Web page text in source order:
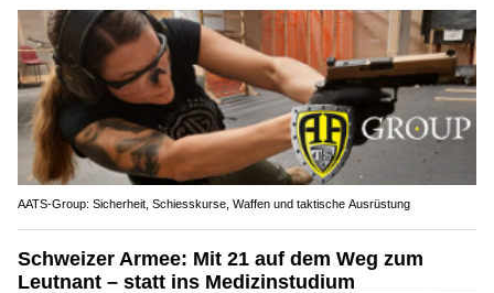
AATS-Group: Sicherheit, Schiesskurse, Waffen und taktische Ausrüstung
Schweizer Armee: Mit 21 auf dem Weg zum
Leutnant – statt ins Medizinstudium